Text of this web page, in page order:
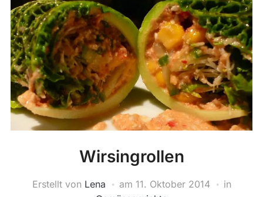
Wirsingrollen
Erstellt von Lena am 11. Oktober 2014
in